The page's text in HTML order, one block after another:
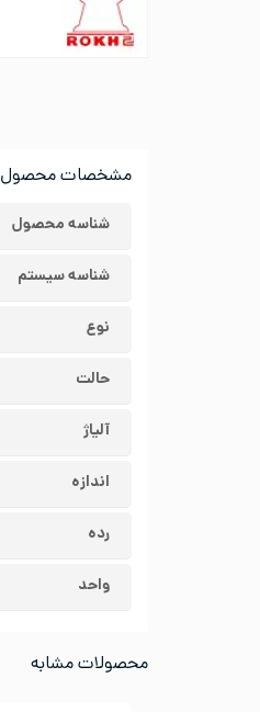
مشخصات محصول
شناسه محصول
شناسه سیستم
نوع
حالت
آلیاژ
اندازه
رده
واحد
محصولات مشابه